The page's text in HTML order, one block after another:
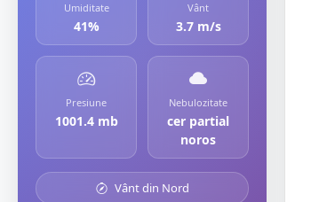
Umiditate
41%
Vânt
3.7 m/s
Presiune
1001.4 mb
Nebulozitate
cer partial
noros
Vânt din Nord